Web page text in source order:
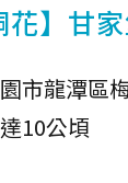
花】甘
市龍潭區
10公頃